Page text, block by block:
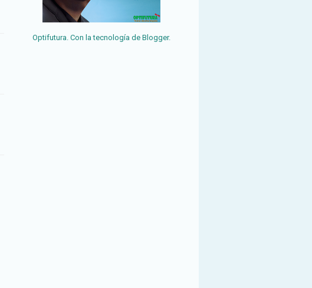
Optifutura. Con la tecnología de Blogger.